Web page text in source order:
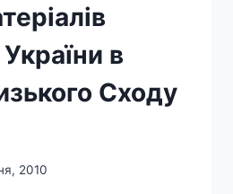
в
Сходу
2010